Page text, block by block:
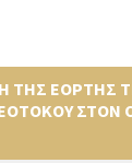
ΤΗΣ ΕΟΡΤΗΣ
ΣΤΟΝ